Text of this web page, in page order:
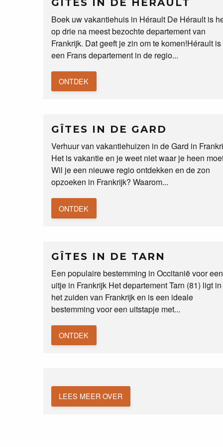
Boek uw vakantiehuis in Hérault De Hérault is
op drie na meest bezochte departement van
Frankrijk. Dat geeft je zin om te komen!Hérault is
een Frans departement in de regio...
ONTDEK
GÎTES IN DE GARD
Verhuur van vakantiehuizen in de Gard in
Het is vakantie en je weet niet waar je heen
Wil je een nieuwe regio ontdekken en de zon
opzoeken in Frankrijk? Waarom...
ONTDEK
GÎTES IN DE TARN
Een populaire bestemming in Occitanië voor een
uitje in Frankrijk Het departement Tarn (81) ligt in
het zuiden van Frankrijk en is een ideale
bestemming voor een uitstapje met...
ONTDEK
LEES MEER OVER